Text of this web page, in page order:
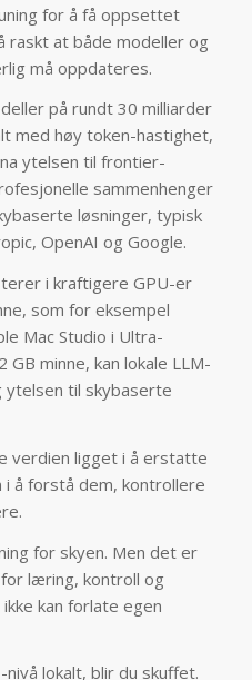
for å få oppsettet
raskt at både modeller og
må oppdateres.
på rundt 30 milliarder
med høy token-hastighet,
ytelsen til frontier-
sammenhenger
løsninger, typisk
OpenAI og Google.
i kraftigere GPU-er
som for eksempel
Mac Studio i Ultra-
minne, kan lokale LLM-
til skybaserte
verdien ligget i å erstatte
å forstå dem, kontrollere
for skyen. Men det er
læring, kontroll og
kan forlate egen
lokalt, blir du skuffet.